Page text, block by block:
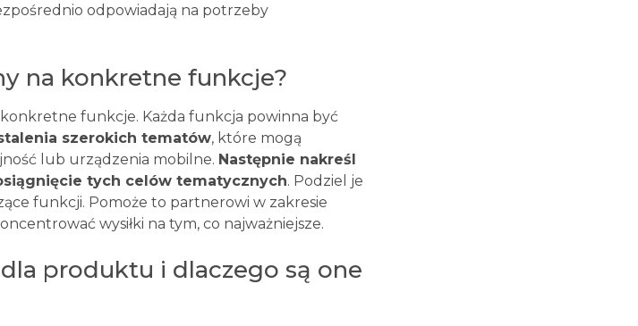
odpowiadają na potrzeby
na konkretne funkcje?
funkcje. Każda funkcja powinna być
szerokich tematów, które mogą
lub urządzenia mobilne. Następnie nakreśl
tych celów tematycznych. Podziel je
funkcji. Pomoże to partnerowi w zakresie
wysiłki na tym, co najważniejsze.
dla produktu i dlaczego są one